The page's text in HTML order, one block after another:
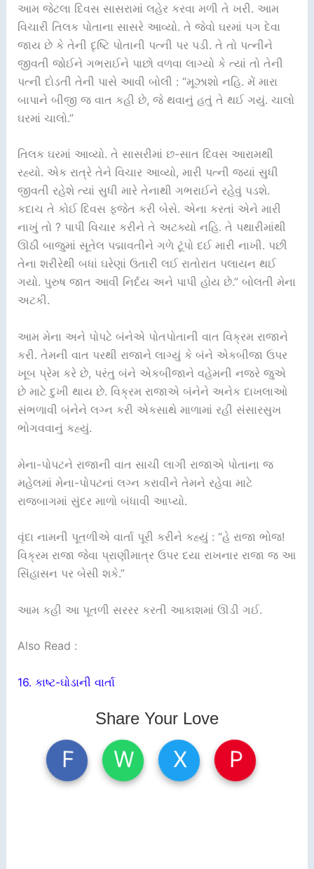
આમ જેટલા દિવસ સાસરામાં લહેર કરવા મળી તે ખરી. આમ
વિચારી તિલક પોતાના સાસરે આવ્યો. તે જેવો ઘરમાં પગ દેવા
જાય છે કે તેની દૃષ્ટિ પોતાની પત્ની પર પડી. તે તો પત્નીને
જીવતી જોઈને ગભરાઈને પાછો વળવા લાગ્યો કે ત્યાં તો તેની
પત્ની દોડતી તેની પાસે આવી બોલી : “મૂઝાશો નહિ. મેં મારા
બાપાને બીજી જ વાત કહી છે, જે થવાનું હતું તે થઈ ગયું. ચાલો
ઘરમાં ચાલો.”
તિલક ઘરમાં આવ્યો. તે સાસરીમાં છ-સાત દિવસ આરામથી
રહ્યો. એક રાત્રે તેને વિચાર આવ્યો, મારી પત્ની જ્યાં સુધી
જીવતી રહેશે ત્યાં સુધી મારે તેનાથી ગભરાઈને રહેવું પડશે.
કદાચ તે કોઈ દિવસ ફજેત કરી બેસે. એના કરતાં એને મારી
નાખું તો ? પાપી વિચાર કરીને તે અટક્યો નહિ. તે પથારીમાંથી
ઊઠી બાજુમાં સૂતેલ પદ્માવતીને ગળે ટૂંપો દઈ મારી નાખી. પછી
તેના શરીરેથી બધાં ઘરેણાં ઉતારી લઈ રાતોરાત પલાયન થઈ
ગયો. પુરુષ જાત આવી નિર્દય અને પાપી હોય છે.” બોલતી મેના
અટકી.
આમ મેના અને પોપટે બંનેએ પોતપોતાની વાત વિક્રમ રાજાને
કરી. તેમની વાત પરથી રાજાને લાગ્યું કે બંને એકબીજા ઉપર
ખૂબ પ્રેમ કરે છે, પરંતુ બંને એકબીજાને વહેમની નજરે જુએ
છે માટે દુખી થાય છે. વિક્રમ રાજાએ બંનેને અનેક દાખલાઓ
સંભળાવી બંનેને લગ્ન કરી એકસાથે માળામાં રહી સંસારસુખ
ભોગવવાનું કહ્યું.
મેના-પોપટને રાજાની વાત સાચી લાગી રાજાએ પોતાના જ
મહેલમાં મેના-પોપટનાં લગ્ન કરાવીને તેમને રહેવા માટે
રાજબાગમાં સુંદર માળો બંધાવી આપ્યો.
વૃંદા નામની પૂતળીએ વાર્તા પૂરી કરીને કહ્યું : “હે રાજા ભોજ!
વિક્રમ રાજા જેવા પ્રાણીમાત્ર ઉપર દયા રાખનાર રાજા જ આ
સિંહાસન પર બેસી શકે.”
આમ કહી આ પૂતળી સરરર કરતી આકાશમાં ઊડી ગઈ.
Also Read :
16. કાષ્ટ-ઘોડાની વાર્તા
Share Your Love
F W X P